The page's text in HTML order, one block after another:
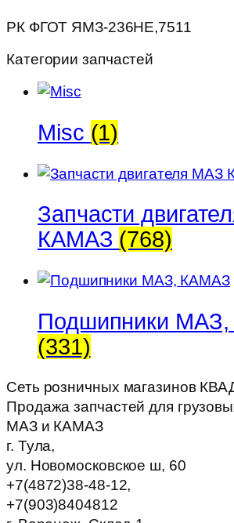
РК ФГОТ ЯМЗ-236НЕ,7511
Категории запчастей
Misc (1)
Запчасти
КАМАЗ (768)
Подшипники
(331)
Сеть розничных магазинов
Продажа запчастей для
МАЗ и КАМАЗ
г. Тула,
ул. Новомосковское ш, 60
+7(4872)38-48-12,
+7(903)8404812